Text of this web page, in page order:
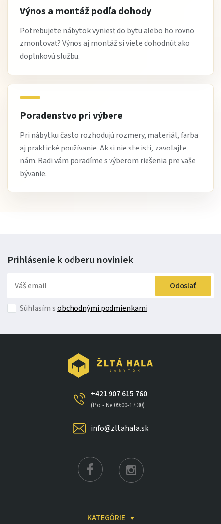
Áno, posteľ Alma je dodávaná s lamelovým roštom.
Je vhodná pre dva matrace?
Áno, podľa rozmeru ju môžu využívať aj páry s oddelenými
matracmi.
Áno, zabezpečuje lepšiu priedušnosť a prispôsobenie
matraca.
Vyžaduje zložitú montáž?
Nie, ide o štandardnú montáž postele.
Čo si na tejto posteli zákazníci najviac obľúbili
Zákazníci oceňujú najmälamelový rošt, stabilnú
Manželská posteľ Alma s lamelovým roštom
posteľ do spálne
, ktorá ponúka zdravý spánok, stabilitu a
manželská posteľ s roštom,
posteľ pre páryamoderné lôžko do spálne
Vytvorte si pohodlnú spálňu - vyberte si posteľ Alma a
Výnos a montáž podľa dohody
Potrebujete nábytok vyniesť do bytu alebo ho rovno
zmontovať? Výnos aj montáž si viete dohodnúť ako
doplnkovú službu.
Poradenstvo pri výbere
Pri nábytku často rozhodujú rozmery, materiál, farba
aj praktické používanie. Ak si nie ste istí, zavolajte
nám. Radi vám poradíme s výberom riešenia pre vaše
bývanie.
Prihlásenie k odberu noviniek
Odoslať
Súhlasím sobchodnými podmienkami
+421 907 615 760
(Po - Ne 09:00-17:30)
info@zltahala.sk
KATEGÓRIE